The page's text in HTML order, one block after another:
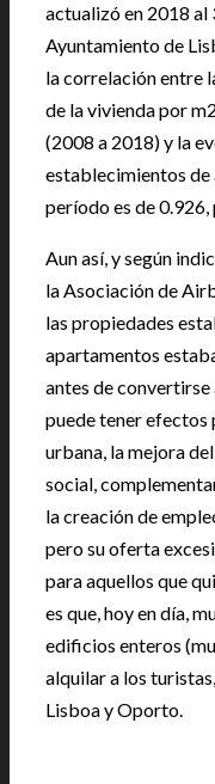
actualizó en 2018 al
Ayuntamiento de
la correlación entre
de la vivienda por
(2008 a 2018) y la
establecimientos de
período es de
Aun así, y según
la Asociación de
las propiedades
apartamentos
antes de
puede tener efectos
urbana, la mejora
social,
la creación de
pero su oferta
para aquellos que
es que, hoy en día,
edificios enteros
alquilar a los
Lisboa y Oporto.